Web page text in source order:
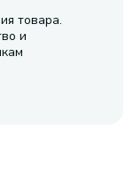
товара.
и